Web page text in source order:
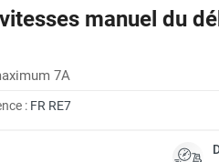
manuel du
7A
: FR RE7